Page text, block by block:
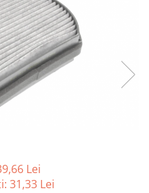
Lei
31,33 Lei